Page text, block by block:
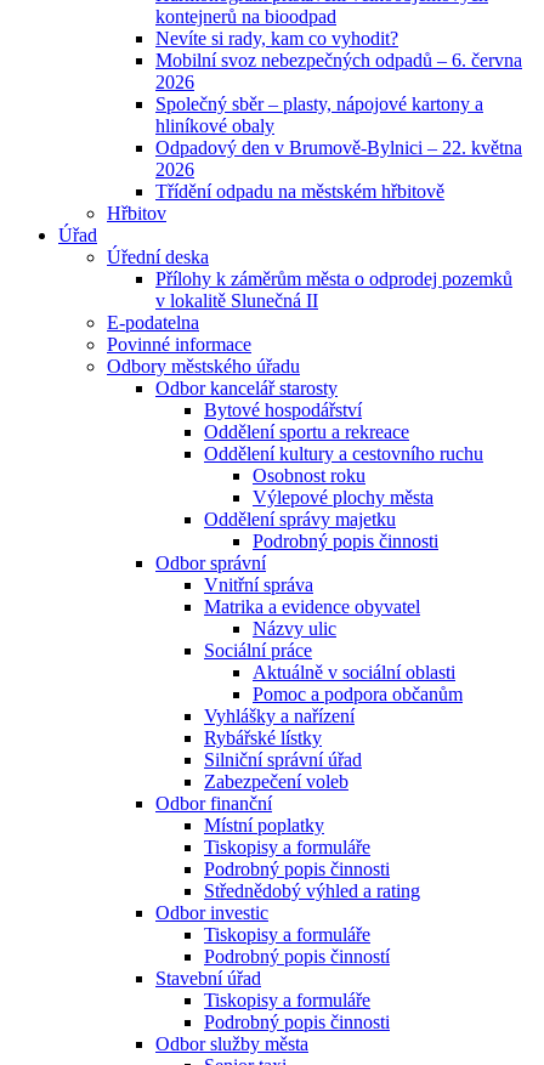
kontejnerů na bioodpad
Nevíte si rady, kam co vyhodit?
Mobilní svoz nebezpečných odpadů – 6. června
2026
Společný sběr – plasty, nápojové kartony a
hliníkové obaly
Odpadový den v Brumově-Bylnici – 22. května
2026
Třídění odpadu na městském hřbitově
Hřbitov
Úřad
Úřední deska
Přílohy k záměrům města o odprodej pozemků
v lokalitě Slunečná II
E-podatelna
Povinné informace
Odbory městského úřadu
Odbor kancelář starosty
Bytové hospodářství
Oddělení sportu a rekreace
Oddělení kultury a cestovního ruchu
Osobnost roku
Výlepové plochy města
Oddělení správy majetku
Podrobný popis činnosti
Odbor správní
Vnitřní správa
Matrika a evidence obyvatel
Názvy ulic
Sociální práce
Aktuálně v sociální oblasti
Pomoc a podpora občanům
Vyhlášky a nařízení
Rybářské lístky
Silniční správní úřad
Zabezpečení voleb
Odbor finanční
Místní poplatky
Tiskopisy a formuláře
Podrobný popis činnosti
Střednědobý výhled a rating
Odbor investic
Tiskopisy a formuláře
Podrobný popis činností
Stavební úřad
Tiskopisy a formuláře
Podrobný popis činnosti
Odbor služby města